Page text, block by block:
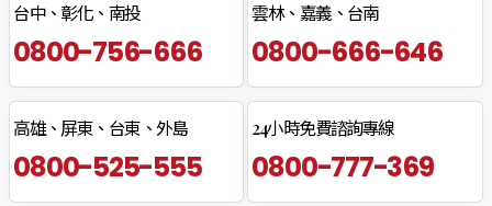
關於我們
台中、彰化、南投
0800-756-666
雲林、嘉義、台南
0800-666-646
高雄、屏東、台東、外島
0800-525-555
24小時免費諮詢專線
0800-777-369